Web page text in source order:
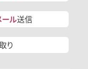
ール送信
り